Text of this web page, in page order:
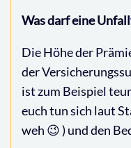
Was darf eine
Die Höhe der
der
ist zum Beispiel
euch tun sich laut
weh 😉 ) und den